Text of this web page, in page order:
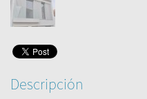
Descripción